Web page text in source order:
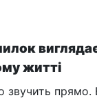
житті
звучить прямо.